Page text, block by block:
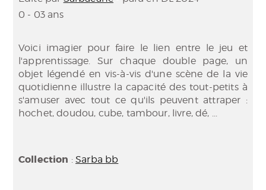
0 - 03 ans
Voici imagier pour faire le lien entre le jeu et
l'apprentissage. Sur chaque double page, un
objet légendé en vis-à-vis d'une scène de la vie
quotidienne illustre la capacité des tout-petits à
s'amuser avec tout ce qu'ils peuvent attraper :
hochet, doudou, cube, tambour, livre, dé, ...
Collection :Sarba bb